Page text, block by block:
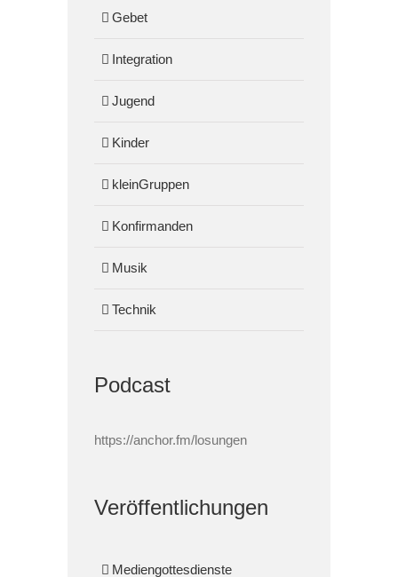
Gebet
Integration
Jugend
Kinder
kleinGruppen
Konfirmanden
Musik
Technik
Podcast
https://anchor.fm/losungen
Veröffentlichungen
Mediengottesdienste